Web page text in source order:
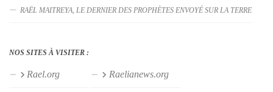
RAËL MAITREYA, LE DERNIER DES PROPHÈTES ENVOYÉ SUR LA TERRE
NOS SITES À VISITER :
Rael.org Raelianews.org